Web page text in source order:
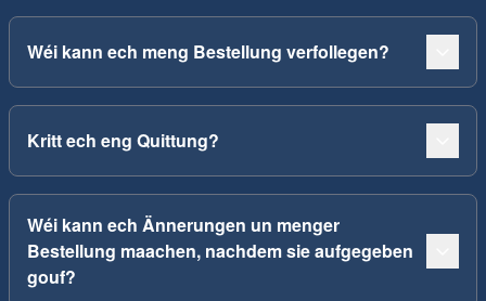
Wéi kann ech meng Bestellung verfollegen?
Kritt ech eng Quittung?
Wéi kann ech Ännerungen un menger
Bestellung maachen, nachdem sie aufgegeben
gouf?